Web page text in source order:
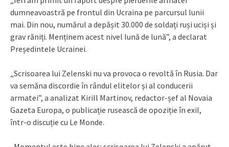
dumneavoastră pe frontul din Ucraina pe parcursul lunii
mai. Din nou, numărul a depășit 30.000 de soldați ruși uciși și
grav răniți. Menținem acest nivel lună de lună”, a declarat
Președintele Ucrainei.
„Scrisoarea lui Zelenski nu va provoca o revoltă în Rusia. Dar
va semăna discordie în rândul elitelor și al conducerii
armatei”, a analizat Kirill Martinov, redactor-șef al Novaia
Gazeta Europa, o publicație rusească de opoziție în exil,
într-o discuție cu Le Monde.